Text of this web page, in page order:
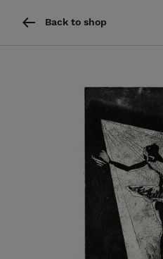
Back to shop